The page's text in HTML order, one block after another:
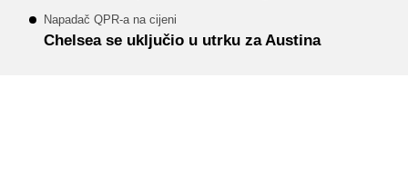
Napadač QPR-a na cijeni
Chelsea se uključio u utrku za Austina